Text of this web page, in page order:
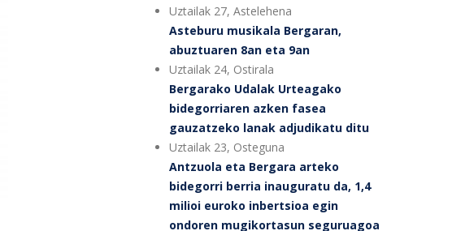
Uztailak 27, Astelehena
Asteburu musikala Bergaran,
abuztuaren 8an eta 9an
Uztailak 24, Ostirala
Bergarako Udalak Urteagako
bidegorriaren azken fasea
gauzatzeko lanak adjudikatu ditu
Uztailak 23, Osteguna
Antzuola eta Bergara arteko
bidegorri berria inauguratu da, 1,4
milioi euroko inbertsioa egin
ondoren mugikortasun seguruagoa